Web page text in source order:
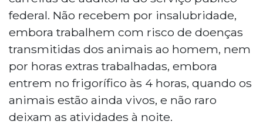
federal. Não recebem por insalubridade,
embora trabalhem com risco de doenças
transmitidas dos animais ao homem, nem
por horas extras trabalhadas, embora
entrem no frigorífico às 4 horas, quando os
animais estão ainda vivos, e não raro
deixam as atividades à noite.